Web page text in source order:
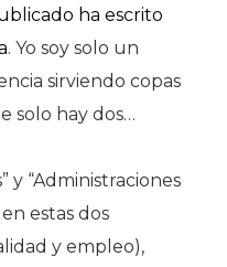
ha escrito
. Yo soy solo un
sirviendo copas
solo hay dos…
y “Administraciones
estas dos
y empleo),